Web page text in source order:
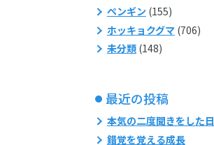
ペンギン (155)
ホッキョクグマ (706)
未分類(148)
最近の投稿
本気の二度聞きをした日
錯覚を覚える成長